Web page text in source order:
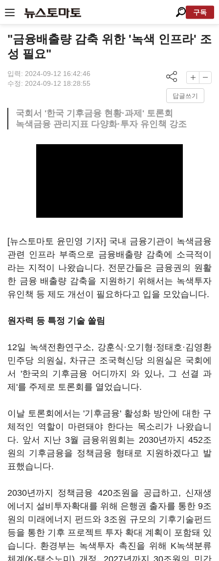
구독
"금융배출량 감축 위한 '녹색 인프라' 조
성 필요"
입력: 2024-09-12 16:42:46
수정: 2024-09-12 18:28:55
답글쓰기
국회서 '한국 기후금융 현황·과제' 토론회
녹색금융 관리지표 다양화·투자 유인책 강조
[뉴스토마토 윤민영 기자] 국내 금융기관이 녹색금융
관련 인프라 부족으로 금융배출량 감축에 소극적이
라는 지적이 나왔습니다. 전문간들은 금융권의 원활
한 금융 배출량 감축을 지원하기 위해서는 녹색투자
유인책 등 제도 개선이 필요하다고 입을 모았습니다.
원자력 등 특정 기술 쏠림
12일 녹색전환연구소, 강훈식·오기형·정태호·김영환
민주당 의원실, 차규근 조국혁신당 의원실은 국회에
서 '한국의 기후금융 어디까지 와 있나, 그 선결 과
제'를 주제로 토론회를 열었습니다.
이날 토론회에서는 '기후금융' 활성화 방안에 대한 구
체적인 역할이 마련돼야 한다는 목소리가 나왔습니
다. 앞서 지난 3월 금융위원회는 2030년까지 452조
원의 기후금융을 정책금융 형태로 지원하겠다고 발
표했습니다.
2030년까지 정책금융 420조원을 공급하고, 신재생
에너지 설비투자확대를 위해 은행권 출자를 통한 9조
원의 미래에너지 펀드와 3조원 규모의 기후기술펀드
등을 통한 기후 프로젝트 투자 확대 계획이 포함돼 있
습니다. 환경부는 녹색투자 촉진을 위해 K녹색분류
체계(K-택소노미) 개정, 2027년까지 30조원의 민간